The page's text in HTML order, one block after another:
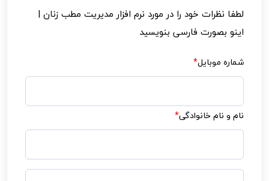
لطفا نظرات خود را در مورد نرم افزار مدیریت مطب زنان |
اینو بصورت فارسی بنویسید
شماره موبایل*
نام و نام خانوادگی*